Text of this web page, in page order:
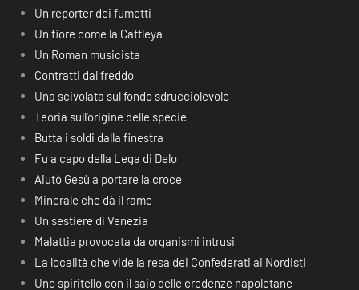
Un reporter dei fumetti
Un fiore come la Cattleya
Un Roman musicista
Contratti dal freddo
Una scivolata sul fondo sdrucciolevole
Teoria sull’origine delle specie
Butta i soldi dalla finestra
Fu a capo della Lega di Delo
Aiutò Gesù a portare la croce
Minerale che dà il rame
Un sestiere di Venezia
Malattia provocata da organismi intrusi
La località che vide la resa dei Confederati ai Nordisti
Uno spiritello con il saio delle credenze napoletane